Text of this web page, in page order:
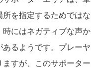
を指定するためではな
時にはネガティブな声か
るようです。プレーヤ
すが、このサポーター